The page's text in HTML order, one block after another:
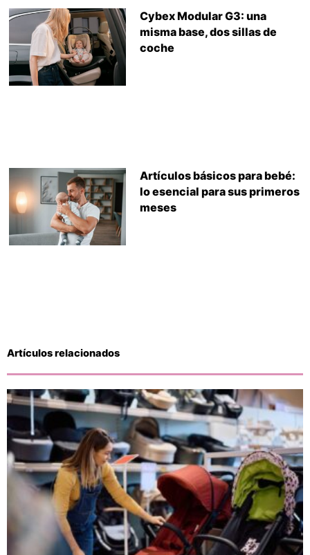
Cybex Modular G3: una
misma base, dos sillas de
coche
Artículos básicos para bebé:
lo esencial para sus primeros
meses
Artículos relacionados